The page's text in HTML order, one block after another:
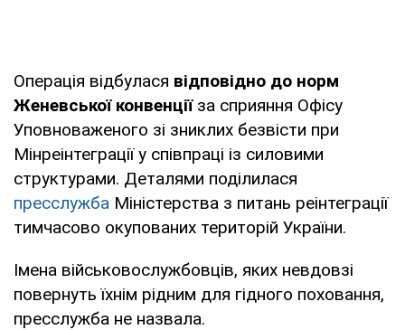
Операція відбулася відповідно до норм
Женевської конвенціїза сприяння Офісу
Уповноваженого зі зниклих безвісти при
Мінреінтеграції у співпраці із силовими
структурами. Деталями поділилася
пресслужба Міністерства з питань реінтеграції
тимчасово окупованих територій України.
Імена військовослужбовців, яких невдовзі
повернуть їхнім рідним для гідного поховання,
пресслужба не назвала.